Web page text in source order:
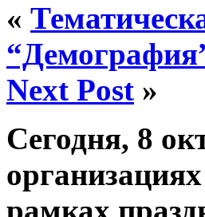
«
Next Post »
Сегодня, 8